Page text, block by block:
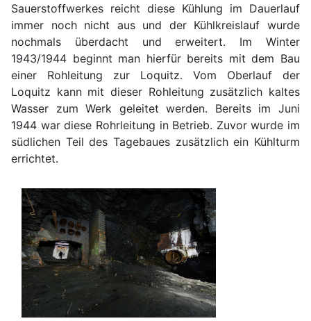
Sauerstoffwerkes reicht diese Kühlung im Dauerlauf
immer noch nicht aus und der Kühlkreislauf wurde
nochmals überdacht und erweitert. Im Winter
1943/1944 beginnt man hierfür bereits mit dem Bau
einer Rohleitung zur Loquitz. Vom Oberlauf der
Loquitz kann mit dieser Rohleitung zusätzlich kaltes
Wasser zum Werk geleitet werden. Bereits im Juni
1944 war diese Rohrleitung in Betrieb. Zuvor wurde im
südlichen Teil des Tagebaues zusätzlich ein Kühlturm
errichtet.